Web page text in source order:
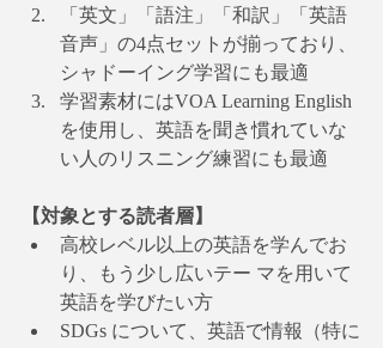
「英文」「語注」「和訳」「英語
音声」の4点セットが揃っており、
シャドーイング学習にも最適
学習素材にはVOA Learning English
を使用し、英語を聞き慣れていな
い人のリスニング練習にも最適
【対象とする読者層】
高校レベル以上の英語を学んでお
り、もう少し広いテー マを用いて
英語を学びたい方
SDGs について、英語で情報（特に